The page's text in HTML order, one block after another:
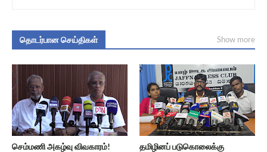
தொடர்பான செய்திகள் Show more
செம்மணி அகழ்வு விவகாரம்! தமிழினப் படுகொலைக்கு